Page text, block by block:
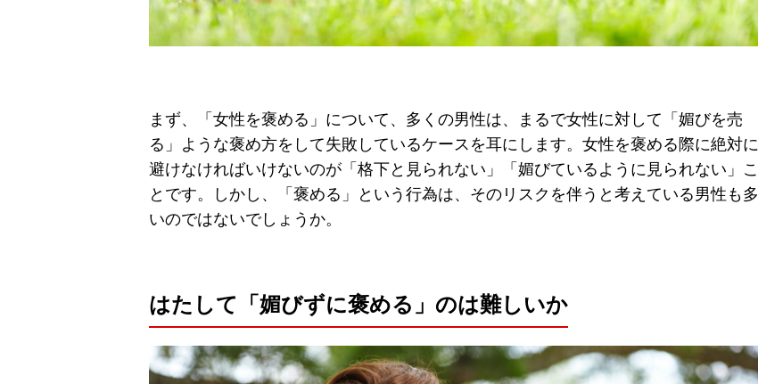
まず、「女性を褒める」について、多くの男性は、まるで女性に対して「媚びを売
る」ような褒め方をして失敗しているケースを耳にします。女性を褒める際に絶対に
避けなければいけないのが「格下と見られない」「媚びているように見られない」こ
とです。しかし、「褒める」という行為は、そのリスクを伴うと考えている男性も多
いのではないでしょうか。
はたして「媚びずに褒める」のは難しいか